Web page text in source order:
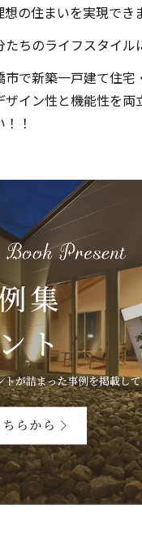
の住まいを実現でき
ちのライフスタイ
で新築一戸建て住
イン性と機能性を
！